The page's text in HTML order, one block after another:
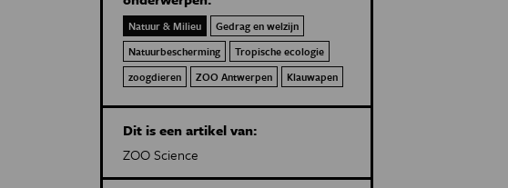
Natuur & Milieu
Gedrag en welzijn
Natuurbescherming
Tropische ecologie
zoogdieren
ZOO Antwerpen Klauwapen
Dit is een artikel van:
ZOO Science